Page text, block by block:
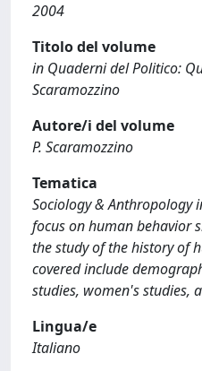
2004
Titolo del volume
in Quaderni del Politico:
Scaramozzino
Autore/i del volume
P. Scaramozzino
Tematica
Sociology & Anthropology
focus on human behavior
the study of the history of
covered include
studies, women's studies,
Lingua/e
Italiano